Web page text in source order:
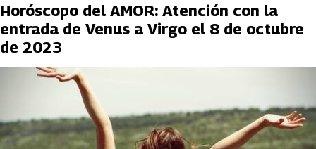
Horóscopo del AMOR: Atención con la
entrada de Venus a Virgo el 8 de octubre
de 2023